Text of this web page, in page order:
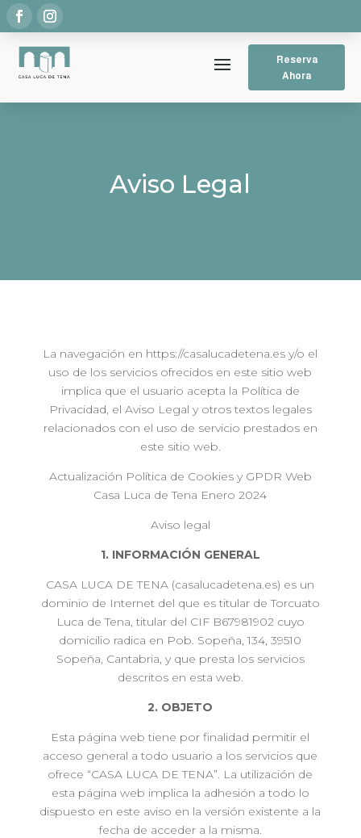
Reserva
Ahora
Aviso Legal
La navegación en https://casalucadetena.es y/o el
uso de los servicios ofrecidos en este sitio web
implica que el usuario acepta la Política de
Privacidad, el Aviso Legal y otros textos legales
relacionados con el uso de servicio prestados en
este sitio web.
Actualización Política de Cookies y GPDR Web
Casa Luca de Tena Enero 2024
Aviso legal
1. INFORMACIÓN GENERAL
CASA LUCA DE TENA (casalucadetena.es) es un
dominio de Internet del que es titular de Torcuato
Luca de Tena, titular del CIF B67981902 cuyo
domicilio radica en Pob. Sopeña, 134, 39510
Sopeña, Cantabria, y que presta los servicios
descritos en esta web.
2. OBJETO
Esta página web tiene por finalidad permitir el
acceso general a todo usuario a los servicios que
ofrece “CASA LUCA DE TENA”. La utilización de
esta página web implica la adhesión a todo lo
dispuesto en este aviso en la versión existente a la
fecha de acceder a la misma.